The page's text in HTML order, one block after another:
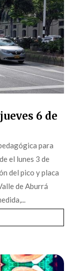
6 de
para
el lunes 3 de
del pico y placa
de Aburrá